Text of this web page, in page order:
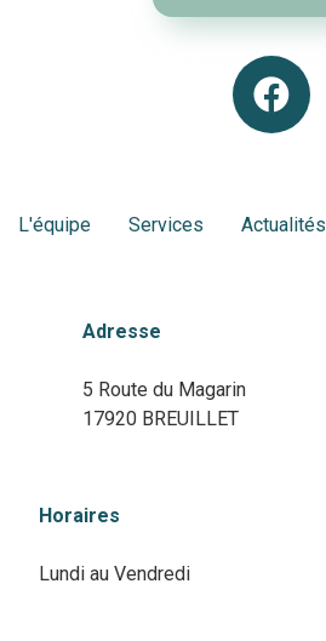
L'équipe Services Actualités
Adresse
5 Route du Magarin
17920 BREUILLET
Horaires
Lundi au Vendredi